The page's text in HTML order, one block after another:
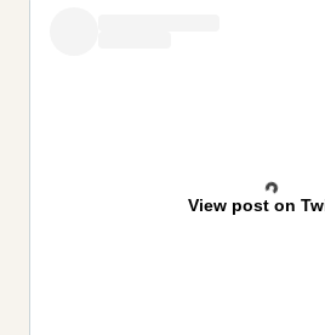
View post on